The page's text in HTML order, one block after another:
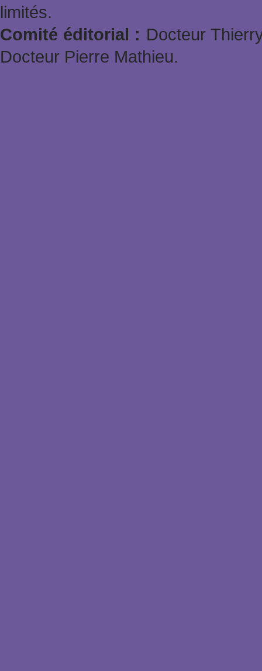
limités.
Comité éditorial : Docteur
Docteur Pierre Mathieu.